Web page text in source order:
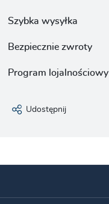
Szybka wysyłka
Bezpiecznie zwroty
Program lojalnościowy
Udostępnij